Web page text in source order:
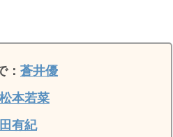
： 蒼井優
松本若菜
有紀